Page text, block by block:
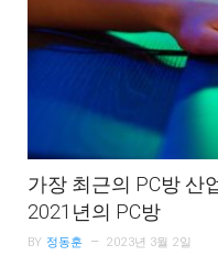
가장 최근의 PC방 산
2021년의 PC방
BY 정동훈 2023년 3월 2일